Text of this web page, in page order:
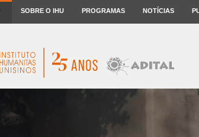
SOBRE O IHU PROGRAMAS NOTÍCIAS